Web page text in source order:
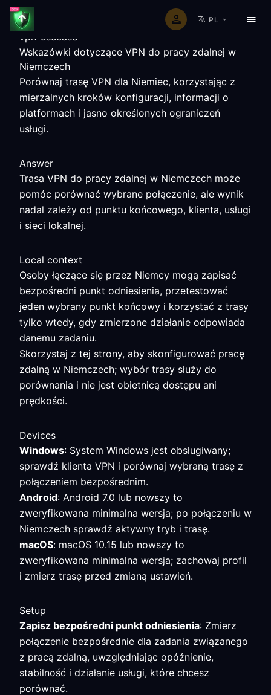
PL
vpn-usecase
Wskazówki dotyczące VPN do pracy zdalnej w
Niemczech
Porównaj trasę VPN dla Niemiec, korzystając z
mierzalnych kroków konfiguracji, informacji o
platformach i jasno określonych ograniczeń
usługi.
Answer
Trasa VPN do pracy zdalnej w Niemczech może
pomóc porównać wybrane połączenie, ale wynik
nadal zależy od punktu końcowego, klienta, usługi
i sieci lokalnej.
Local context
Osoby łączące się przez Niemcy mogą zapisać
bezpośredni punkt odniesienia, przetestować
jeden wybrany punkt końcowy i korzystać z trasy
tylko wtedy, gdy zmierzone działanie odpowiada
danemu zadaniu.
Skorzystaj z tej strony, aby skonfigurować pracę
zdalną w Niemczech; wybór trasy służy do
porównania i nie jest obietnicą dostępu ani
prędkości.
Devices
Windows: System Windows jest obsługiwany;
sprawdź klienta VPN i porównaj wybraną trasę z
połączeniem bezpośrednim.
Android: Android 7.0 lub nowszy to
zweryfikowana minimalna wersja; po połączeniu w
Niemczech sprawdź aktywny tryb i trasę.
macOS: macOS 10.15 lub nowszy to
zweryfikowana minimalna wersja; zachowaj profil
i zmierz trasę przed zmianą ustawień.
Setup
Zapisz bezpośredni punkt odniesienia: Zmierz
połączenie bezpośrednie dla zadania związanego
z pracą zdalną, uwzględniając opóźnienie,
stabilność i działanie usługi, które chcesz
porównać.